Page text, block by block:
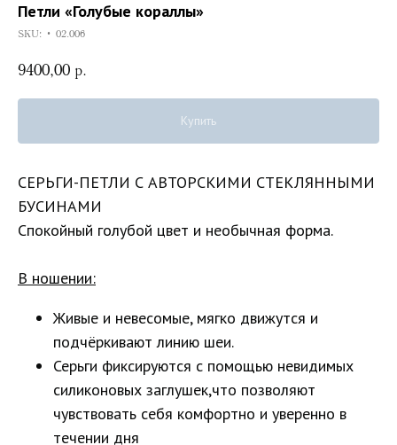
Петли «Голубые кораллы»
SKU: • 02.006
9400,00 р.
Купить
СЕРЬГИ-ПЕТЛИ С АВТОРСКИМИ СТЕКЛЯННЫМИ
БУСИНАМИ
Спокойный голубой цвет и необычная форма.
В ношении:
Живые и невесомые, мягко движутся и
подчёркивают линию шеи.
Серьги фиксируются с помощью невидимых
силиконовых заглушек,что позволяют
чувствовать себя комфортно и уверенно в
течении дня